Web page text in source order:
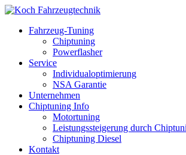
Fahrzeug-Tuning
Chiptuning
Powerflasher
Service
Individualoptimierung
NSA Garantie
Unternehmen
Chiptuning Info
Motortuning
Leistungssteigerung durch
Chiptuning Diesel
Kontakt